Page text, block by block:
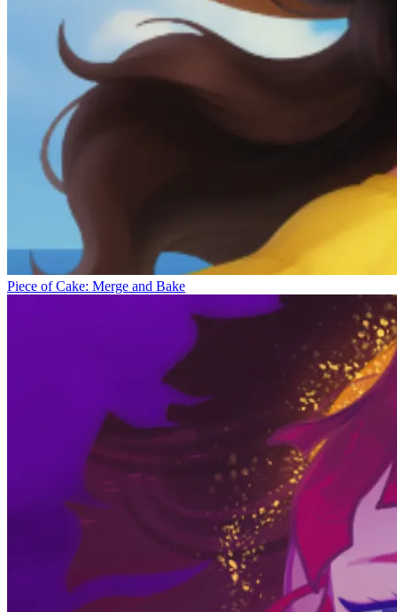
Piece of Cake: Merge and Bake